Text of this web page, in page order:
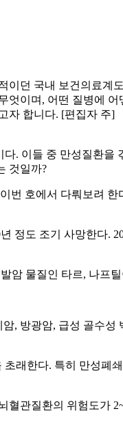
던 국내 보건의료계
이며, 어떤 질병에
자 합니다. [편집자 주]
. 이들 중 만성질환
것일까?
번 호에서 다뤄보려 한
정도 조기 사망한다.
물질인 타르, 나프
, 방광암, 급성 골수
래한다. 특히 만성폐
관질환의 위험도가